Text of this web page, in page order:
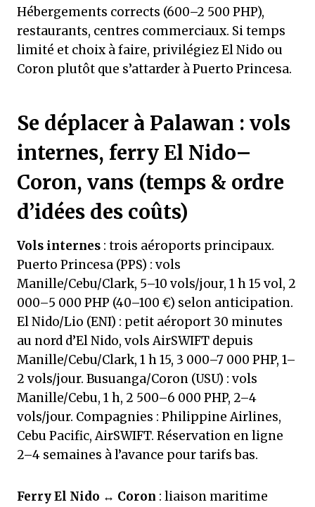
Hébergements corrects (600–2 500 PHP),
restaurants, centres commerciaux. Si temps
limité et choix à faire, privilégiez El Nido ou
Coron plutôt que s’attarder à Puerto Princesa.
Se déplacer à Palawan : vols
internes, ferry El Nido–
Coron, vans (temps & ordre
d’idées des coûts)
Vols internes : trois aéroports principaux.
Puerto Princesa (PPS) : vols
Manille/Cebu/Clark, 5–10 vols/jour, 1 h 15 vol, 2
000–5 000 PHP (40–100 €) selon anticipation.
El Nido/Lio (ENI) : petit aéroport 30 minutes
au nord d’El Nido, vols AirSWIFT depuis
Manille/Cebu/Clark, 1 h 15, 3 000–7 000 PHP, 1–
2 vols/jour. Busuanga/Coron (USU) : vols
Manille/Cebu, 1 h, 2 500–6 000 PHP, 2–4
vols/jour. Compagnies : Philippine Airlines,
Cebu Pacific, AirSWIFT. Réservation en ligne
2–4 semaines à l’avance pour tarifs bas.
Ferry El Nido ↔ Coron : liaison maritime